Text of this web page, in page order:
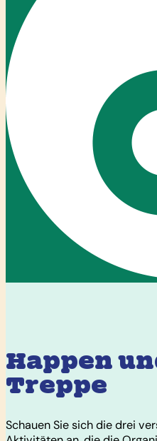
Happen
Treppe
Schauen Sie sich die drei